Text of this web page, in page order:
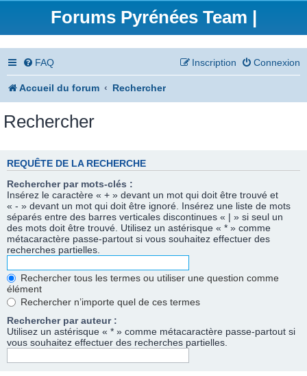
Forums Pyrénées Team |
FAQ Connexion
Inscription
Accueil du forum Rechercher
Rechercher
REQUÊTE DE LA RECHERCHE
Rechercher par mots-clés :
Insérez le caractère « + » devant un mot qui doit être trouvé et
« - » devant un mot qui doit être ignoré. Insérez une liste de mots
séparés entre des barres verticales discontinues « | » si seul un
des mots doit être trouvé. Utilisez un astérisque « * » comme
métacaractère passe-partout si vous souhaitez effectuer des
recherches partielles.
Rechercher tous les termes ou utiliser une question comme
élément
Rechercher n’importe quel de ces termes
Rechercher par auteur :
Utilisez un astérisque « * » comme métacaractère passe-partout si
vous souhaitez effectuer des recherches partielles.